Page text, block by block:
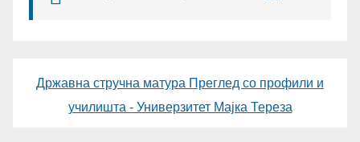
Државна стручна матура Преглед со профили и
училишта - Универзитет Мајка Тереза